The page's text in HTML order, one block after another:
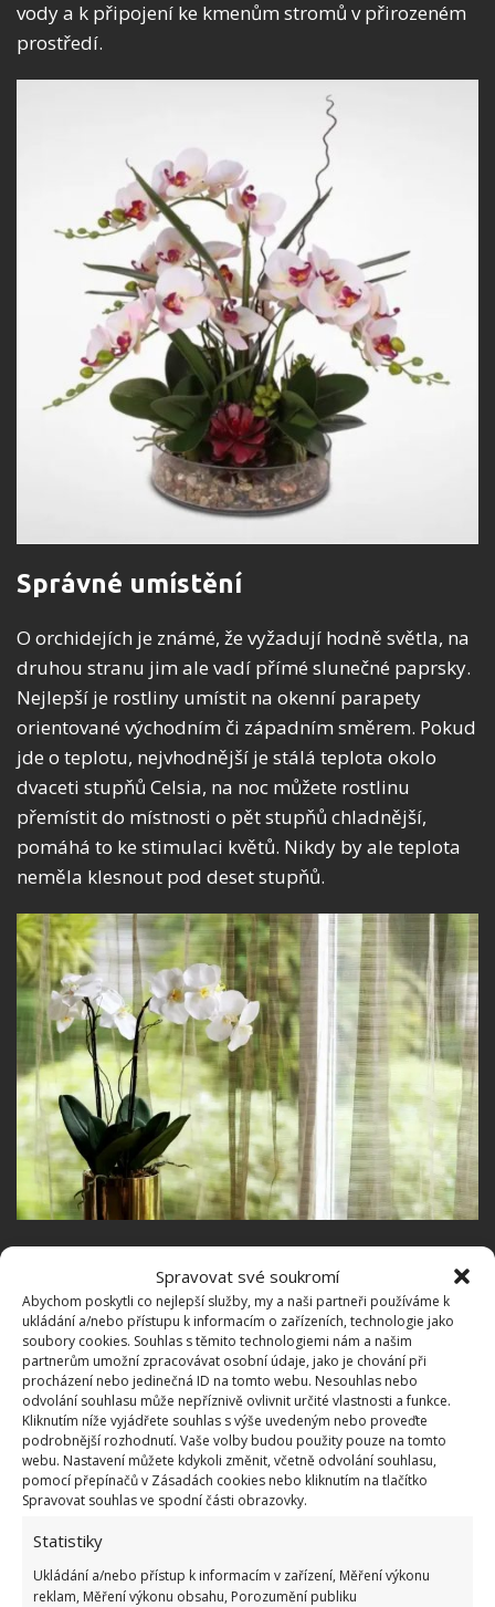
Spravovat své soukromí
Abychom poskytli co nejlepší služby, my a naši partneři používáme k
ukládání a/nebo přístupu k informacím o zařízeních, technologie jako
soubory cookies. Souhlas s těmito technologiemi nám a našim
partnerům umožní zpracovávat osobní údaje, jako je chování při
procházení nebo jedinečná ID na tomto webu. Nesouhlas nebo
odvolání souhlasu může nepříznivě ovlivnit určité vlastnosti a funkce.
Kliknutím níže vyjádřete souhlas s výše uvedeným nebo proveďte
podrobnější rozhodnutí. Vaše volby budou použity pouze na tomto
webu. Nastavení můžete kdykoli změnit, včetně odvolání souhlasu,
pomocí přepínačů v Zásadách cookies nebo kliknutím na tlačítko
Spravovat souhlas ve spodní části obrazovky.
Statistiky
Ukládání a/nebo přístup k informacím v zařízení, Měření výkonu
reklam, Měření výkonu obsahu, Porozumění publiku
vody a k připojení ke kmenům stromů v přirozeném
prostředí.
Správné umístění
O orchidejích je známé, že vyžadují hodně světla, na
druhou stranu jim ale vadí přímé slunečné paprsky.
Nejlepší je rostliny umístit na okenní parapety
orientované východním či západním směrem. Pokud
jde o teplotu, nejvhodnější je stálá teplota okolo
dvaceti stupňů Celsia, na noc můžete rostlinu
přemístit do místnosti o pět stupňů chladnější,
pomáhá to ke stimulaci květů. Nikdy by ale teplota
neměla klesnout pod deset stupňů.
Naprostá většina lidí se při pěstování orchidejí
dopouští jedné chyby, která souvisí se zaléváním,
orchideje zaléváme příliš a navíc je necháváme stát
ve vodě. To ale není správně. Obecně se doporučuje
orchideje zalévat přibližně jednou za deset dní a to
tak, že rostlinu silně zalijeme a poté přibližně za
hodinu vylijeme přebytečnou vodu z misky. Pro
dešťovou či měkkou vodou. Pokud máte doma vodu
tvrdou, před zalitím se vyplatí ji převařit.